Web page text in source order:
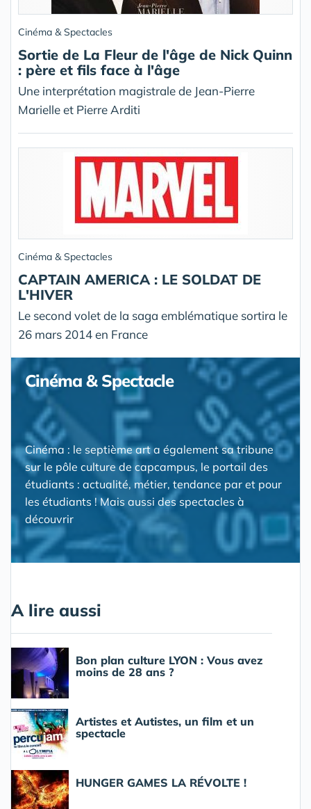
Cinéma & Spectacles
Sortie de La Fleur de l'âge de Nick Quinn
: père et fils face à l'âge
Une interprétation magistrale de Jean-Pierre
Marielle et Pierre Arditi
Cinéma & Spectacles
CAPTAIN AMERICA : LE SOLDAT DE
L'HIVER
Le second volet de la saga emblématique sortira le
26 mars 2014 en France
Cinéma & Spectacle
Cinéma : le septième art a également sa tribune
sur le pôle culture de capcampus, le portail des
étudiants : actualité, métier, tendance par et pour
les étudiants ! Mais aussi des spectacles à
découvrir
A lire aussi
Bon plan culture LYON : Vous avez
moins de 28 ans ?
Artistes et Autistes, un film et un
spectacle
HUNGER GAMES LA RÉVOLTE !